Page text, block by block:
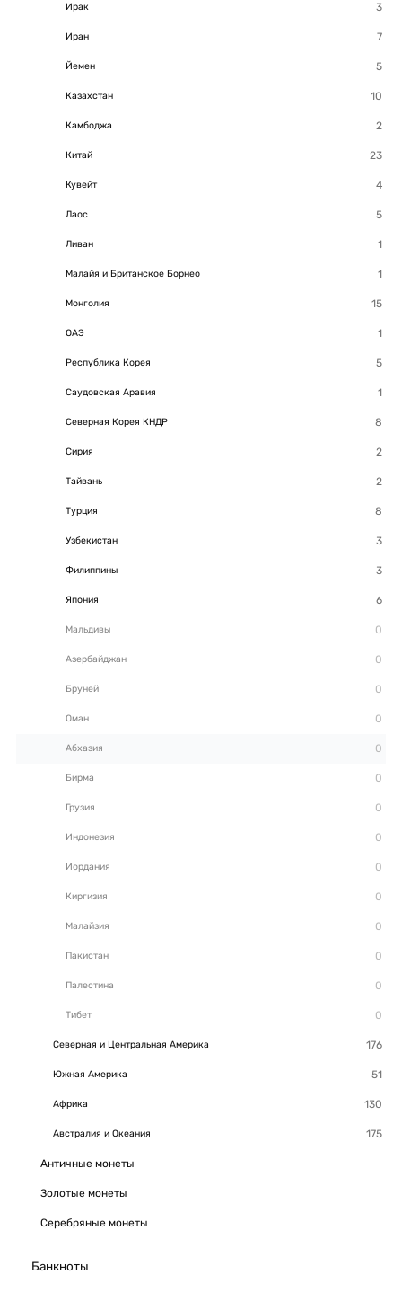
Ирак
Иран
Йемен
Казахстан
Камбоджа
Китай
Кувейт
Лаос
Ливан
Малайя и Британское Борнео
Монголия
ОАЭ
Республика Корея
Саудовская Аравия
Северная Корея КНДР
Сирия
Тайвань
Турция
Узбекистан
Филиппины
Япония
Мальдивы
Азербайджан
Бруней
Оман
Абхазия
Бирма
Грузия
Индонезия
Иордания
Киргизия
Малайзия
Пакистан
Палестина
Тибет
Северная и Центральная Америка
Южная Америка
Африка
Австралия и Океания
Античные монеты
Золотые монеты
Серебряные монеты
Банкноты